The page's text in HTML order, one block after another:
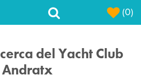
(0)
del Yacht Club
Andratx